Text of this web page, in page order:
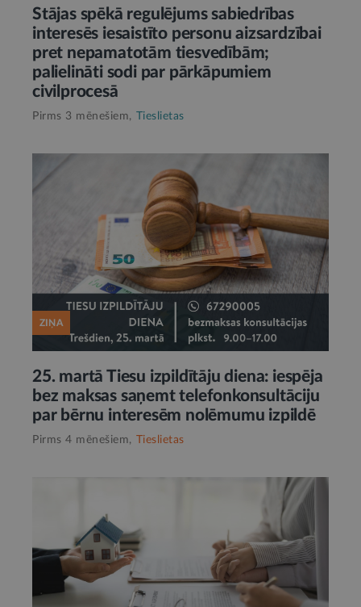
Stājas spēkā regulējums sabiedrības
interesēs iesaistīto personu aizsardzībai
pret nepamatotām tiesvedībām;
palielināti sodi par pārkāpumiem
civilprocesā
Pirms 3 mēnešiem, Tieslietas
ZIŅA
25. martā Tiesu izpildītāju diena: iespēja
bez maksas saņemt telefonkonsultāciju
par bērnu interesēm nolēmumu izpildē
Pirms 4 mēnešiem, Tieslietas